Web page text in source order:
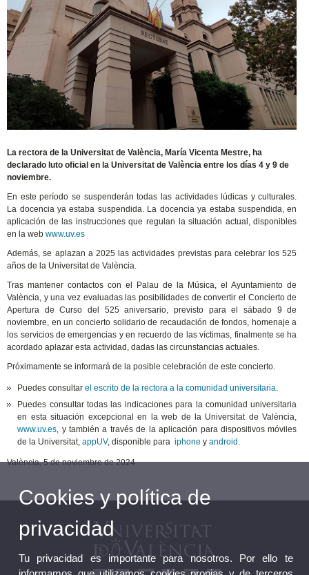
La rectora de la Universitat de València, María Vicenta Mestre, ha
declarado luto oficial en la Universitat de València entre los días 4 y 9 de
noviembre.
En este período se suspenderán todas las actividades lúdicas y culturales.
La docencia ya estaba suspendida. La docencia ya estaba suspendida, en
aplicación de las instrucciones que regulan la situación actual, disponibles
en la webwww.uv.es
Además, se aplazan a 2025 las actividades previstas para celebrar los 525
años de la Universitat de València.
Tras mantener contactos con el Palau de la Música, el Ayuntamiento de
València, y una vez evaluadas las posibilidades de convertir el Concierto de
Apertura de Curso del 525 aniversario, previsto para el sábado 9 de
noviembre, en un concierto solidario de recaudación de fondos, homenaje a
los servicios de emergencias y en recuerdo de las víctimas, finalmente se ha
acordado aplazar esta actividad, dadas las circunstancias actuales.
Próximamente se informará de la posible celebración de este concierto.
Puedes consultarel escrito de la rectora a la comunidad universitaria
Puedes consultar todas las indicaciones para la comunidad universitaria
en esta situación excepcional en la web de la Universitat de València,
www.uv.es , y también a través de la aplicación para dispositivos móviles
de la Universitat,appUV, disponible paraiphone yandroid
València, 5 de noviembre de 2024
Cookies y política de
privacidad
Tu privacidad es importante para nosotros. Por ello te